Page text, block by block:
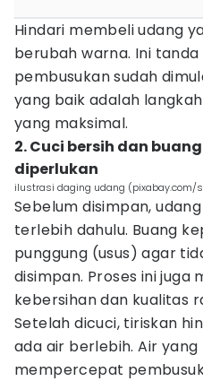
Hindari membeli udang
berubah warna. Ini
pembusukan sudah
yang baik adalah
yang maksimal.
2. Cuci bersih dan
diperlukan
ilustrasi daging udang (pixabay.com/
Sebelum disimpan,
terlebih dahulu. Buang
punggung (usus) agar
disimpan. Proses ini juga
kebersihan dan kualitas
Setelah dicuci, tiriskan
ada air berlebih. Air yang
mempercepat